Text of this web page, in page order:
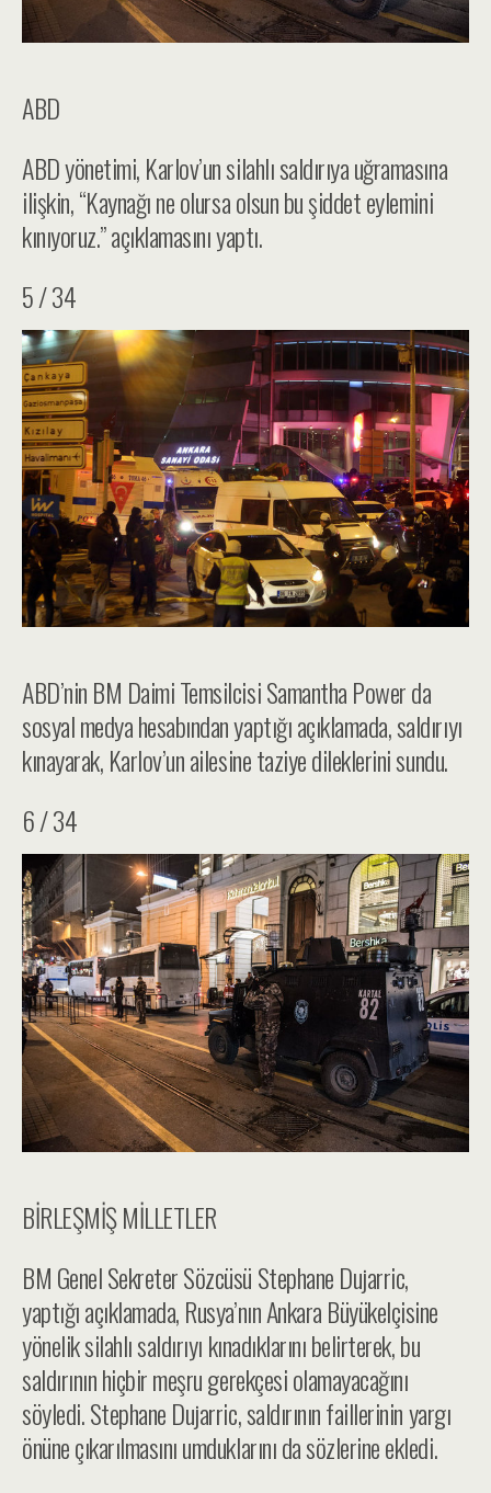
ABD
ABD yönetimi, Karlov’un silahlı saldırıya uğramasına
ilişkin, “Kaynağı ne olursa olsun bu şiddet eylemini
kınıyoruz.” açıklamasını yaptı.
5 / 34
ABD’nin BM Daimi Temsilcisi Samantha Power da
sosyal medya hesabından yaptığı açıklamada, saldırıyı
kınayarak, Karlov’un ailesine taziye dileklerini sundu.
6 / 34
BİRLEŞMİŞ MİLLETLER
BM Genel Sekreter Sözcüsü Stephane Dujarric,
yaptığı açıklamada, Rusya’nın Ankara Büyükelçisine
yönelik silahlı saldırıyı kınadıklarını belirterek, bu
saldırının hiçbir meşru gerekçesi olamayacağını
söyledi. Stephane Dujarric, saldırının faillerinin yargı
önüne çıkarılmasını umduklarını da sözlerine ekledi.